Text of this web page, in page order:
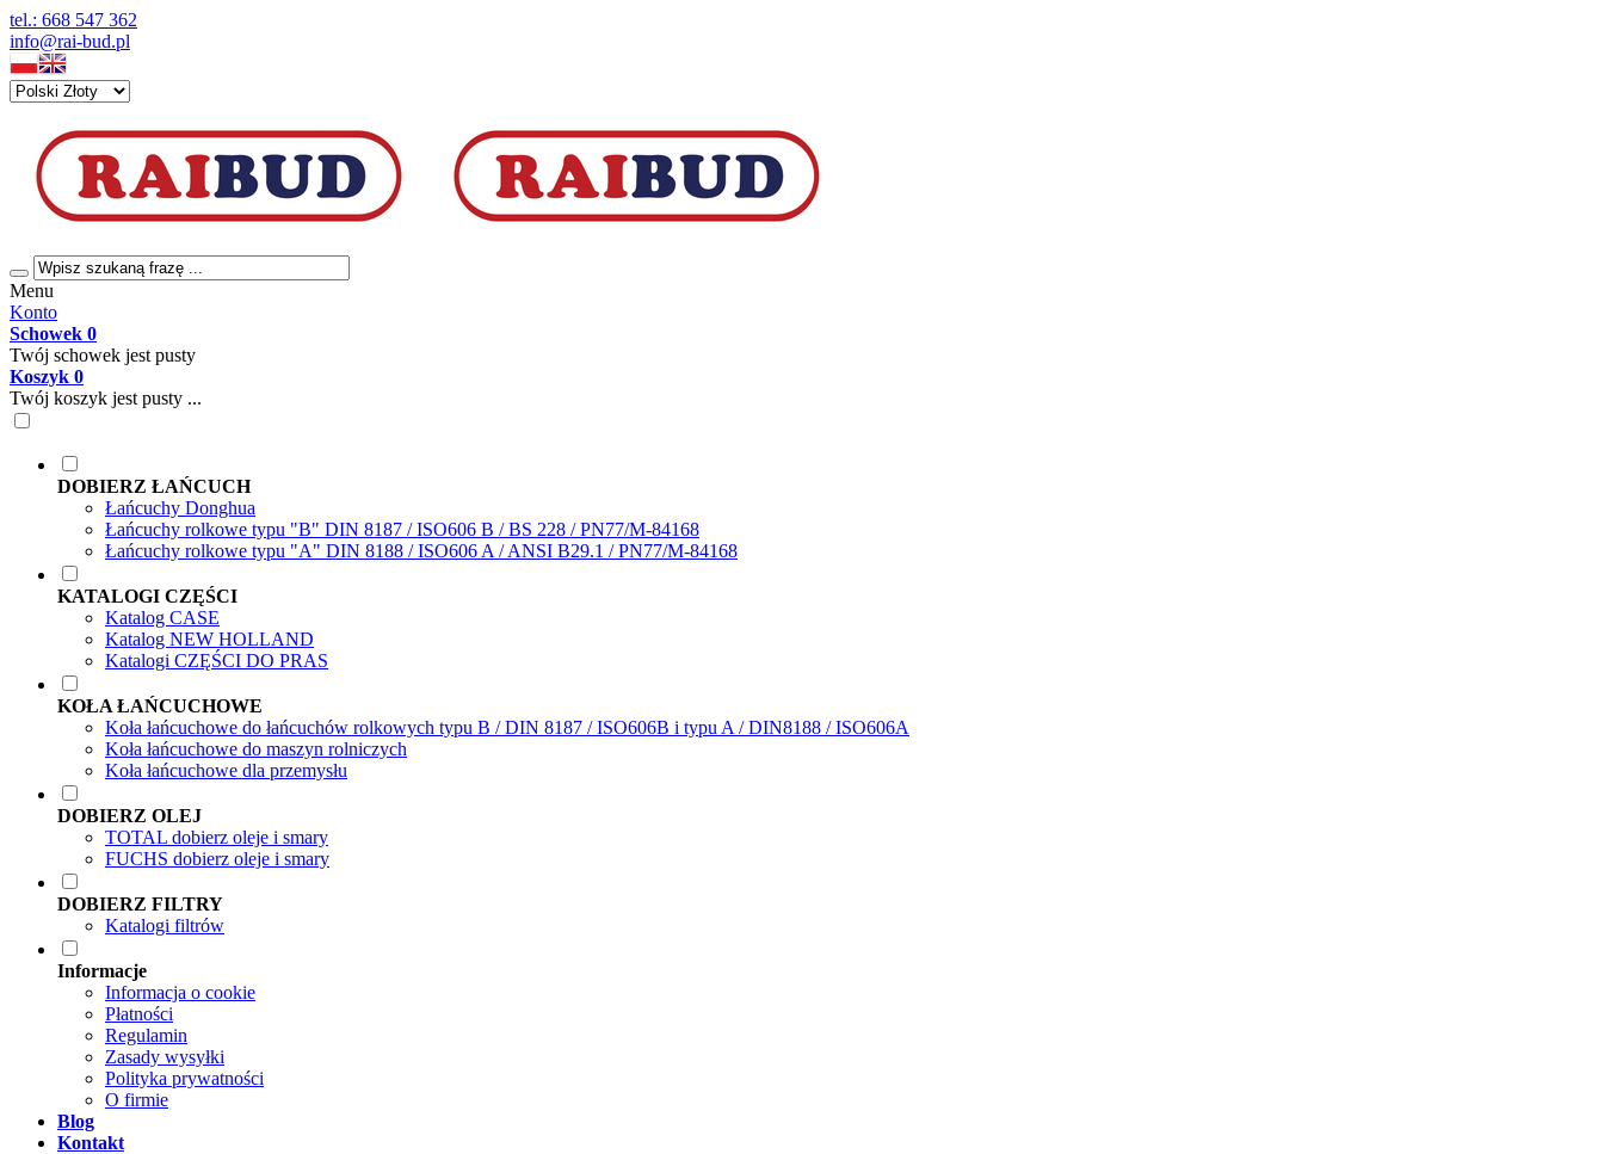
tel.: 668 547 362
info@rai-bud.pl
Menu
Konto
Schowek 0
Twój schowek jest pusty
Koszyk 0
Twój koszyk jest pusty ...
DOBIERZ ŁAŃCUCH
Łańcuchy Donghua
Łańcuchy rolkowe typu "B" DIN 8187 / ISO606 B / BS 228 / PN77/M-84168
Łańcuchy rolkowe typu "A" DIN 8188 / ISO606 A / ANSI B29.1 / PN77/M-84168
KATALOGI CZĘŚCI
Katalog CASE
Katalog NEW HOLLAND
Katalogi CZĘŚCI DO PRAS
KOŁA ŁAŃCUCHOWE
Koła łańcuchowe do łańcuchów rolkowych typu B / DIN 8187 / ISO606B i typu A / DIN8188 / ISO606A
Koła łańcuchowe do maszyn rolniczych
Koła łańcuchowe dla przemysłu
DOBIERZ OLEJ
TOTAL dobierz oleje i smary
FUCHS dobierz oleje i smary
DOBIERZ FILTRY
Katalogi filtrów
Informacje
Informacja o cookie
Płatności
Regulamin
Zasady wysyłki
Polityka prywatności
O firmie
Blog
Kontakt